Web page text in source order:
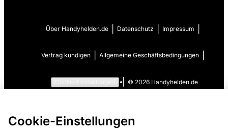
Über Handyhelden.de Datenschutz Impressum
Vertrag kündigen Allgemeine Geschäftsbedingungen
| © 2026 Handyhelden.de
Cookie-Einstellungen